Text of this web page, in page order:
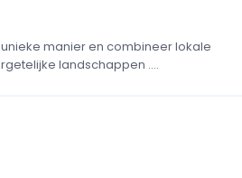
manier en combineer lokale
landschappen ....